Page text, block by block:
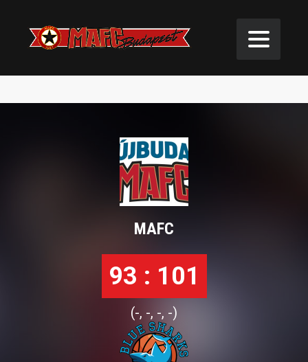
NBIB: ÚJBUDA MAFC – HÜBNER
MAFC
93 : 101
(-, -, -, -)